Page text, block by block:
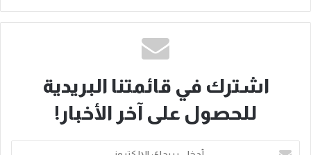
اشترك في قائمتنا البريدية
للحصول على آخر الأخبار!